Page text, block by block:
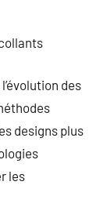
des
designs plus
les